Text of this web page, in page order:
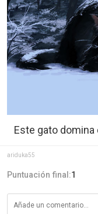
Este gato
ariduka55
Puntuación final:1